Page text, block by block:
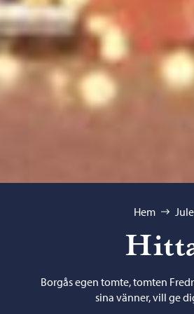
Hem
Borgås egen tomte, tomten
sina vänner, vill ge